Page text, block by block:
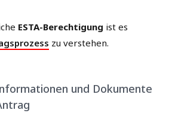
ESTA-Berechtigung ist es
zu verstehen.
und Dokumente